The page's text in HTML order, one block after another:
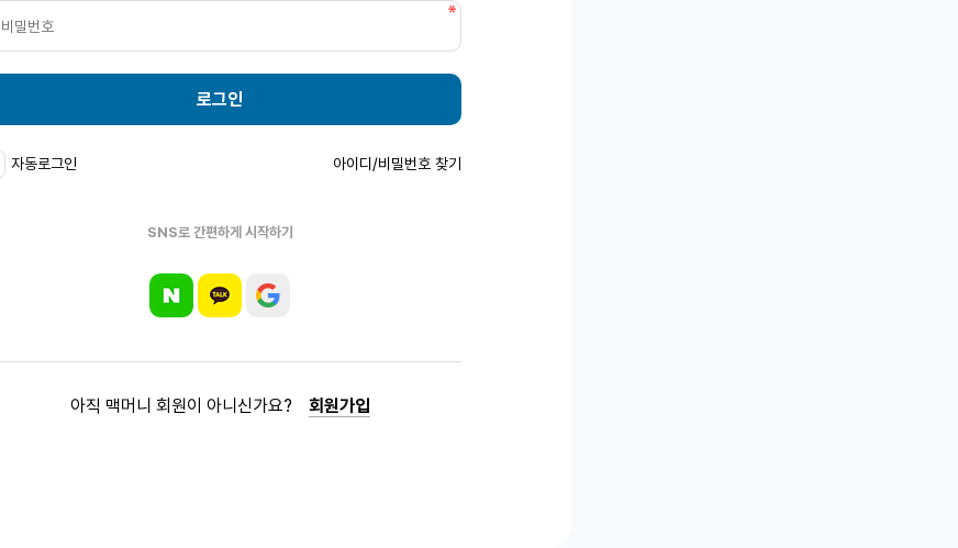
로그인
자동로그인 아이디/비밀번호 찾기
SNS로 간편하게 시작하기
아직 맥머니 회원이 아니신가요? 회원가입